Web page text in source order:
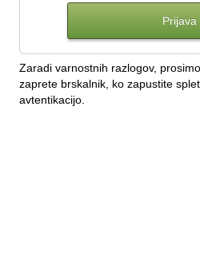
Zaradi varnostnih razlogov,
zaprete brskalnik, ko zapustite
avtentikacijo.